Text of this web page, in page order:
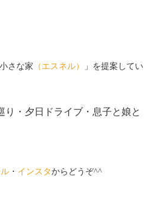
さな家 （エスネル）
」を提案してい
り・夕日ドライブ・息子と娘と
・ インスタからどうぞ^^